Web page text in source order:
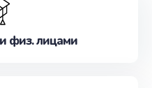
физ. лицами